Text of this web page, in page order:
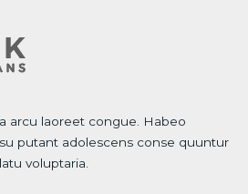
arcu laoreet congue. Habeo
putant adolescens conse quuntur
voluptaria.